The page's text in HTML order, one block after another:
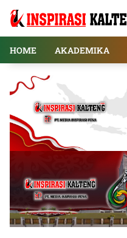
HOME
AKADEMIKA